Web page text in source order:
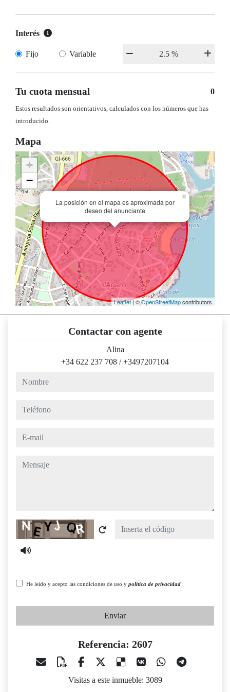
Interés
Fijo Variable
Tu cuota mensual 0
Estos resultados son orientativos, calculados con los números que has
introducido.
Mapa
La posición en el mapa es aproximada por
deseo del anunciante
×
+
−
Leaflet| ©OpenStreetMapcontributors
Contactar con agente
Alina
+34 622 237 708 /+3497207104
nombre
teléfono
e-mail
mensaje
Captcha
He leído y acepto las condiciones de uso y política de privacidad
Enviar
Referencia: 2607
Visitas a este inmueble: 3089